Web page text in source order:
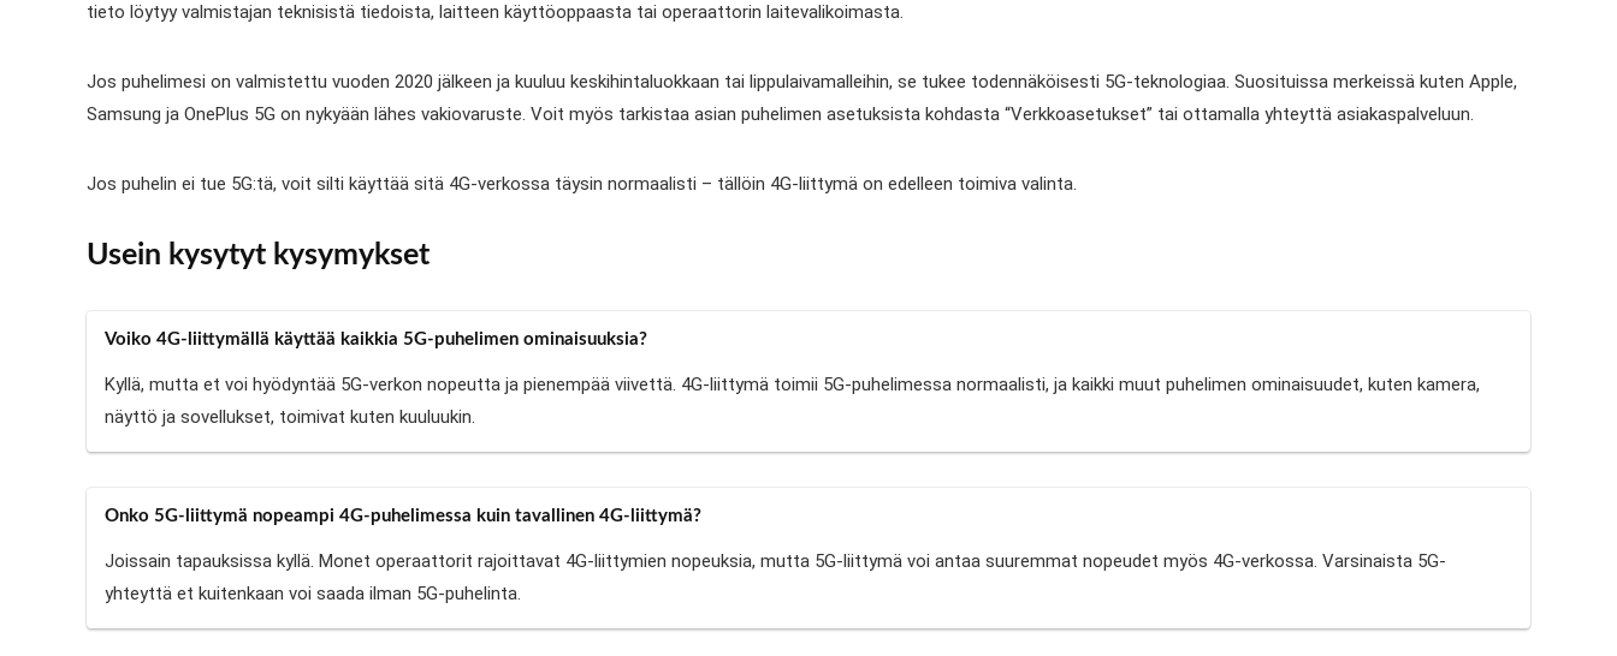
tieto löytyy valmistajan teknisistä tiedoista, laitteen käyttöoppaasta tai operaattorin laitevalikoimasta.
Jos puhelimesi on valmistettu vuoden 2020 jälkeen ja kuuluu keskihintaluokkaan tai lippulaivamalleihin, se tukee todennäköisesti 5G-teknologiaa. Suosituissa merkeissä kuten Apple,
Samsung ja OnePlus 5G on nykyään lähes vakiovaruste. Voit myös tarkistaa asian puhelimen asetuksista kohdasta “Verkkoasetukset” tai ottamalla yhteyttä asiakaspalveluun.
Jos puhelin ei tue 5G:tä, voit silti käyttää sitä 4G-verkossa täysin normaalisti – tällöin 4G-liittymä on edelleen toimiva valinta.
Usein kysytyt kysymykset
Voiko 4G-liittymällä käyttää kaikkia 5G-puhelimen ominaisuuksia?
Kyllä, mutta et voi hyödyntää 5G-verkon nopeutta ja pienempää viivettä. 4G-liittymä toimii 5G-puhelimessa normaalisti, ja kaikki muut puhelimen ominaisuudet, kuten kamera,
näyttö ja sovellukset, toimivat kuten kuuluukin.
Onko 5G-liittymä nopeampi 4G-puhelimessa kuin tavallinen 4G-liittymä?
Joissain tapauksissa kyllä. Monet operaattorit rajoittavat 4G-liittymien nopeuksia, mutta 5G-liittymä voi antaa suuremmat nopeudet myös 4G-verkossa. Varsinaista 5G-
yhteyttä et kuitenkaan voi saada ilman 5G-puhelinta.